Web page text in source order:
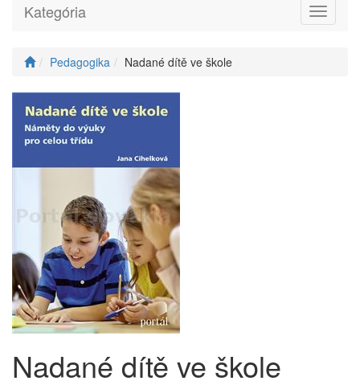
Toggle
Kategória
Pedagogika Nadané dítě ve škole
Nadané dítě ve škole